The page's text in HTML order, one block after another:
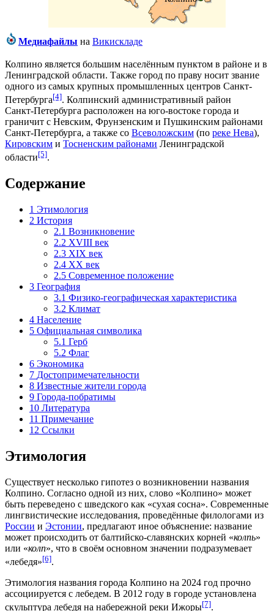
Медиафайлы на Викискладе
Колпино является большим населённым пунктом в районе и в
Ленинградской области. Также город по праву носит звание
одного из самых крупных промышленных центров Санкт-
Петербурга[4]. Колпинский административный район
Санкт‑Петербурга расположен на юго-востоке города и
граничит с Невским, Фрунзенским и Пушкинским районами
Санкт‑Петербурга, а также со Всеволожским (по реке Нева),
Кировским и Тосненским районами Ленинградской
области[5].
Содержание
1 Этимология
2 История
2.1 Возникновение
2.2 XVIII век
2.3 XIX век
2.4 XX век
2.5 Современное положение
3 География
3.1 Физико-географическая характеристика
3.2 Климат
4 Население
5 Официальная символика
5.1 Герб
5.2 Флаг
6 Экономика
7 Достопримечательности
8 Известные жители города
9 Города-побратимы
10 Литература
11 Примечание
12 Ссылки
Этимология
Существует несколько гипотез о возникновении названия
Колпино. Согласно одной из них, слово «Колпино» может
быть переведено с шведского как «сухая сосна». Современные
лингвистические исследования, проведённые филологами из
России и Эстонии, предлагают иное объяснение: название
может происходить от балтийско-славянских корней «колпь»
или «колп», что в своём основном значении подразумевает
«лебедя»[6].
Этимология названия города Колпино на 2024 год прочно
ассоциируется с лебедем. В 2012 году в городе установлена
скульптура лебедя на набережной реки Ижоры[7].